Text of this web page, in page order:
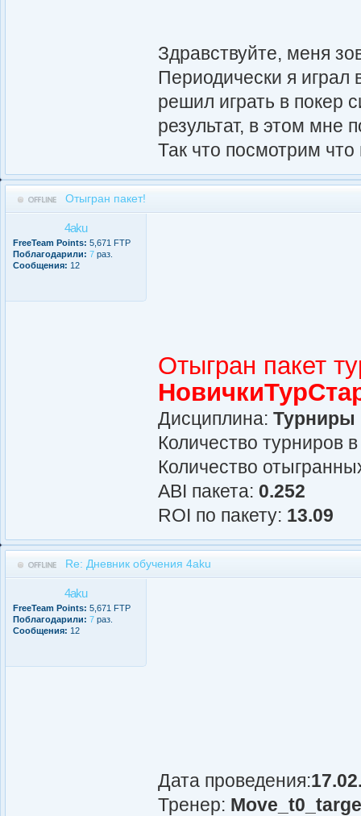
Здравствуйте, меня
Периодически я играл
решил играть в покер
результат, в этом
Так что посмотрим что
Отыгран пакет!
4aku
FreeTeam Points: 5,671 FTP
Поблагодарили: 7 раз.
Сообщения: 12
Отыгран пакет
Дисциплина: Турниры
Количество турниров
Количество
АBI пакета: 0.252
ROI по пакету: 13.09
Re: Дневник обучения 4aku
4aku
FreeTeam Points: 5,671 FTP
Поблагодарили: 7 раз.
Сообщения: 12
Дата проведения:
Тренер: